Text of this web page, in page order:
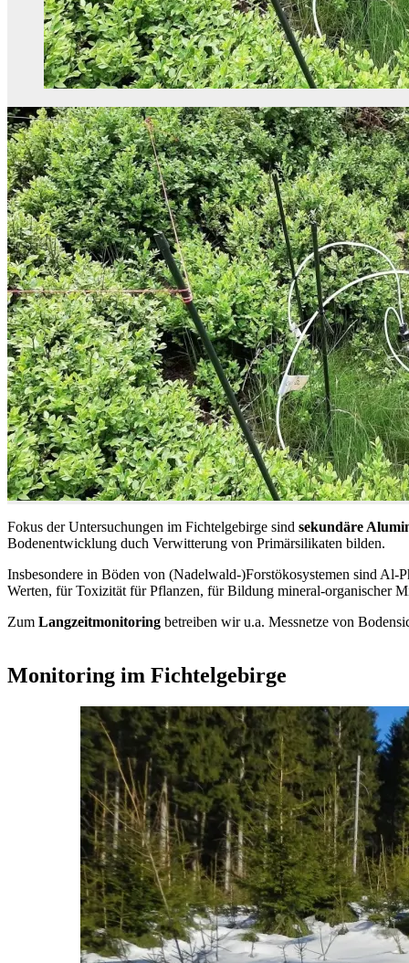
Fokus der Untersuchungen im Fichtelgebirge sind sekundäre
Bodenentwicklung duch Verwitterung von Primärsilikaten bilden.
Insbesondere in Böden von (Nadelwald-)Forstökosystemen sind Al-
Werten, für Toxizität für Pflanzen, für Bildung mineral-organischer
Zum Langzeitmonitoring betreiben wir u.a. Messnetze von
Monitoring im Fichtelgebirge